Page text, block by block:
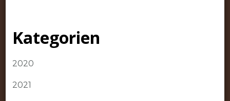
Kategorien
2020
2021